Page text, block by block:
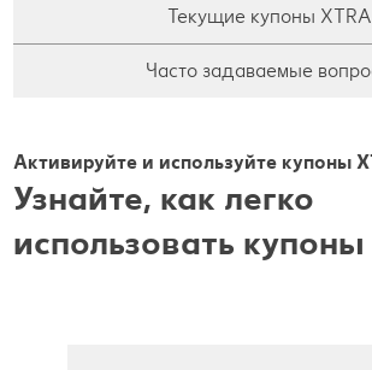
Текущие купоны XTRA
Часто задаваемые
Активируйте и используйте купоны
Узнайте, как легко
использовать